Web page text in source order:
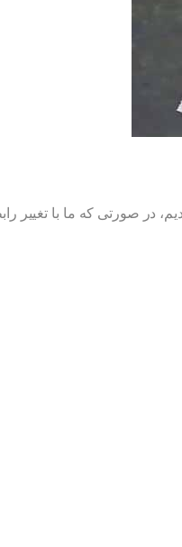
صورتی که ما با تغییر